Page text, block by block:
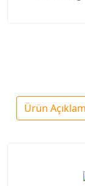
Ürün